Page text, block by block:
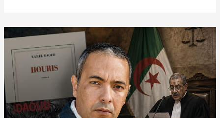
condamné
son
livre
«
Houris